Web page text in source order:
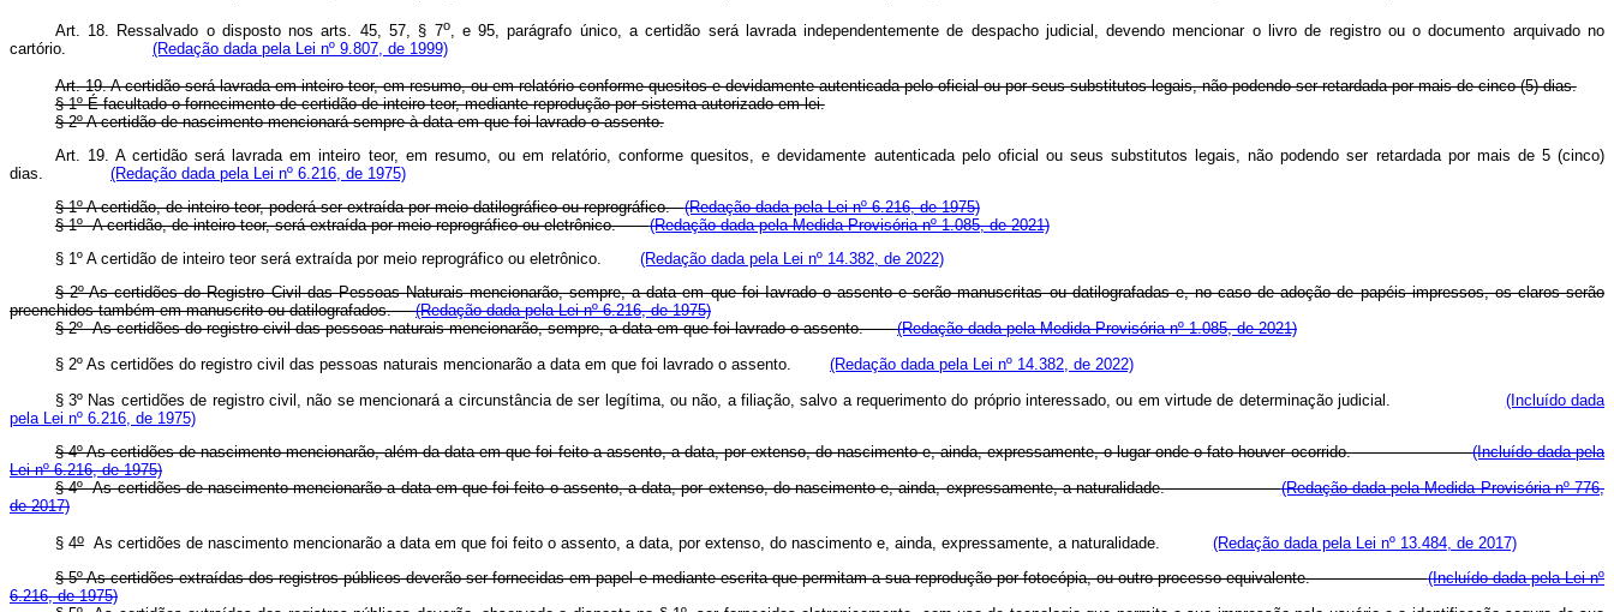
Art. 18. Ressalvado o disposto nos arts. 45, 57, § 7o, e 95, parágrafo único, a certidão será lavrada independentemente de despacho judicial, devendo mencionar o livro de registro ou o documento arquivado no
cartório. (Redação dada pela Lei nº 9.807, de 1999)
Art. 19. A certidão será lavrada em inteiro teor, em resumo, ou em relatório conforme quesitos e devidamente autenticada pelo oficial ou por seus substitutos legais, não podendo ser retardada por mais de cinco (5) dias.
§ 1º É facultado o fornecimento de certidão de inteiro teor, mediante reprodução por sistema autorizado em lei.
§ 2º A certidão de nascimento mencionará sempre à data em que foi lavrado o assento.
Art. 19. A certidão será lavrada em inteiro teor, em resumo, ou em relatório, conforme quesitos, e devidamente autenticada pelo oficial ou seus substitutos legais, não podendo ser retardada por mais de 5 (cinco)
dias. (Redação dada pela Lei nº 6.216, de 1975)
§ 1º A certidão, de inteiro teor, poderá ser extraída por meio datilográfico ou reprográfico.(Redação dada pela Lei nº 6.216, de 1975)
§ 1º A certidão, de inteiro teor, será extraída por meio reprográfico ou eletrônico.(Redação dada pela Medida Provisória nº 1.085, de 2021)
§ 1º A certidão de inteiro teor será extraída por meio reprográfico ou eletrônico. (Redação dada pela Lei nº 14.382, de 2022)
§ 2º As certidões do Registro Civil das Pessoas Naturais mencionarão, sempre, a data em que foi Iavrado o assento e serão manuscritas ou datilografadas e, no caso de adoção de papéis impressos, os claros serão
preenchidos também em manuscrito ou datilografados.(Redação dada pela Lei nº 6.216, de 1975)
§ 2º As certidões do registro civil das pessoas naturais mencionarão, sempre, a data em que foi lavrado o assento.(Redação dada pela Medida Provisória nº 1.085, de 2021)
§ 2º As certidões do registro civil das pessoas naturais mencionarão a data em que foi lavrado o assento. (Redação dada pela Lei nº 14.382, de 2022)
§ 3º Nas certidões de registro civil, não se mencionará a circunstância de ser legítima, ou não, a filiação, salvo a requerimento do próprio interessado, ou em virtude de determinação judicial. (Incluído dada
pela Lei nº 6.216, de 1975)
§ 4º As certidões de nascimento mencionarão, além da data em que foi feito a assento, a data, por extenso, do nascimento e, ainda, expressamente, o lugar onde o fato houver ocorrido.(Incluído dada pela
Lei nº 6.216, de 1975)
§ 4ºAs certidões de nascimento mencionarão a data em que foi feito o assento, a data, por extenso, do nascimento e, ainda, expressamente, a naturalidade.(Redação dada pela Medida Provisória nº 776,
de 2017)
§ 4oAs certidões de nascimento mencionarão a data em que foi feito o assento, a data, por extenso, do nascimento e, ainda, expressamente, a naturalidade. (Redação dada pela Lei nº 13.484, de 2017)
§ 5º As certidões extraídas dos registros públicos deverão ser fornecidas em papel e mediante escrita que permitam a sua reprodução por fotocópia, ou outro processo equivalente.(Incluído dada pela Lei nº
6.216, de 1975)